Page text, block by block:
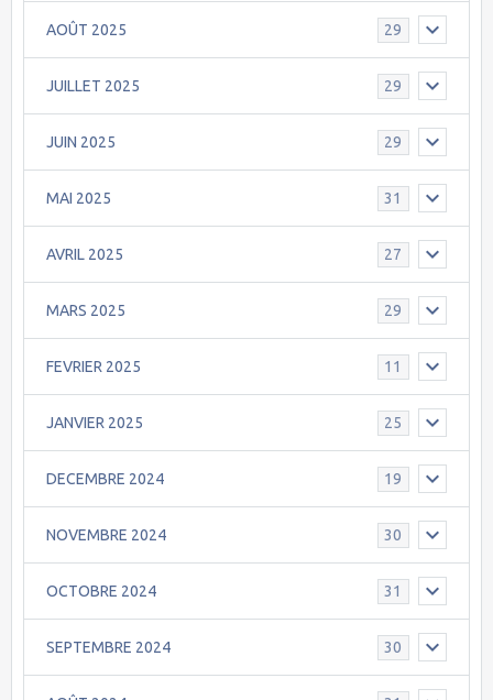
AOÛT 2025 29
JUILLET 2025 29
JUIN 2025 29
MAI 2025 31
AVRIL 2025 27
MARS 2025 29
FEVRIER 2025 11
JANVIER 2025 25
DECEMBRE 2024 19
NOVEMBRE 2024 30
OCTOBRE 2024 31
SEPTEMBRE 2024 30